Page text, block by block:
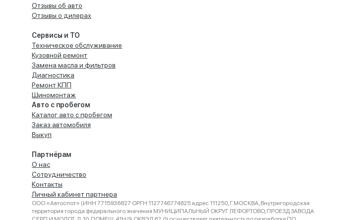
Отзывы об авто
Отзывы о дилерах
Сервисы и ТО
Техническое обслуживание
Кузовной ремонт
Замена масла и фильтров
Диагностика
Ремонт КПП
Шиномонтаж
Авто с пробегом
Каталог авто с пробегом
Заказ автомобиля
Выкуп
Партнёрам
О нас
Сотрудничество
Контакты
Личный кабинет партнера
ООО «Автоспот» (ИНН 7715936827 ОРГН 1127746774825 адрес 111250, Г.МОСКВА, Внутригородская
территория города федерального значения МУНИЦИПАЛЬНЫЙ ОКРУГ ЛЕФОРТОВО, ПРОЕЗД ЗАВОДА